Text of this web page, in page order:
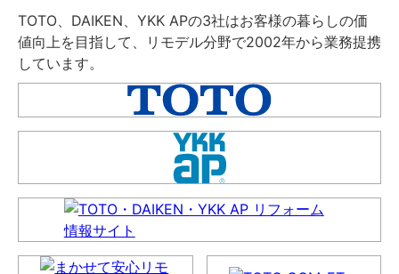
TOTO、DAIKEN、YKK APの3社はお客様の暮らしの価
値向上を目指して、リモデル分野で2002年から業務提携
しています。